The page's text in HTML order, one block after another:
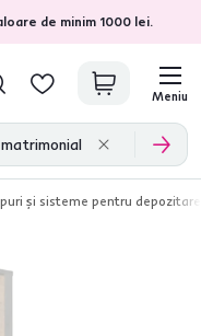
de minim 1000 lei.
verificate
Meniu
şi sisteme pentru depozitare